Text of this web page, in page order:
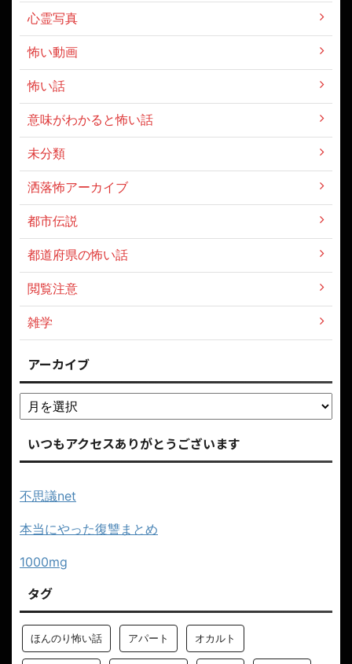
心霊写真
怖い動画
怖い話
意味がわかると怖い話
未分類
洒落怖アーカイブ
都市伝説
都道府県の怖い話
閲覧注意
雑学
アーカイブ
いつもアクセスありがとうございます
不思議net
本当にやった復讐まとめ
1000mg
タグ
ほんのり怖い話 アパート オカルト